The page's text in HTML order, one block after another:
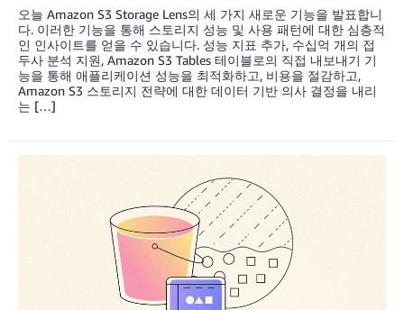
오늘 Amazon S3 Storage Lens의 세 가지 새로운 기능을 발표합니
다. 이러한 기능을 통해 스토리지 성능 및 사용 패턴에 대한 심층적
인 인사이트를 얻을 수 있습니다. 성능 지표 추가, 수십억 개의 접
두사 분석 지원, Amazon S3 Tables 테이블로의 직접 내보내기 기
능을 통해 애플리케이션 성능을 최적화하고, 비용을 절감하고,
Amazon S3 스토리지 전략에 대한 데이터 기반 의사 결정을 내리
는 […]